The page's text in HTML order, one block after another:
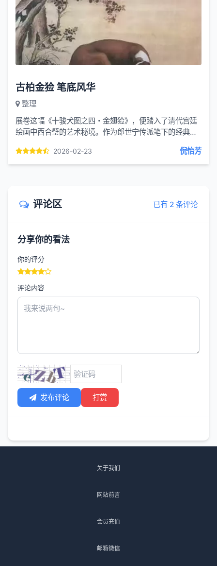
古柏金猃 笔底风华
整理
展卷这幅《十骏犬图之四・金翅猃》，便踏入了清代宫廷
绘画中西合璧的艺术秘境。作为郎世宁传派笔下的经典之
然的意趣，将...2026-02-23 倪怡芳
评论区 已有 2 条评论
分享你的看法
你的评分
评论内容
发布评论 打赏
关于我们
网站前言
会员充值
邮箱微信